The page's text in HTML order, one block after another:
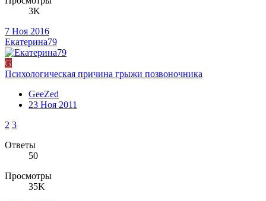
3K
7 Ноя 2016
Екатерина79
G
Психологическая причина грыжи позвоночника
GeeZed
23 Ноя 2011
2 3
Ответы
50
Просмотры
35K